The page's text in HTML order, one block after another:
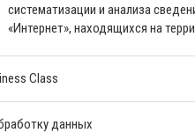
систематизации и анализа
«Интернет», находящихся на
Class
данных